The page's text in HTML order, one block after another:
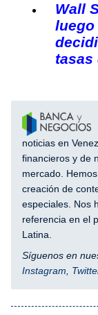
Wall
luego
tasas
noticias en
financieros y de
mercado.
creación de
especiales. Nos
referencia en el
Latina.
Síguenos en
Instagram,